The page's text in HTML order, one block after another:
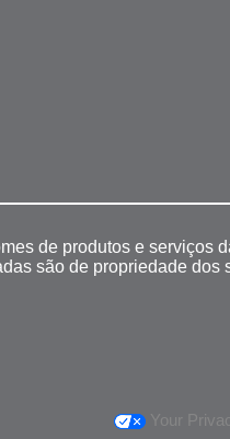
de produtos e
são de propriedade dos
Your